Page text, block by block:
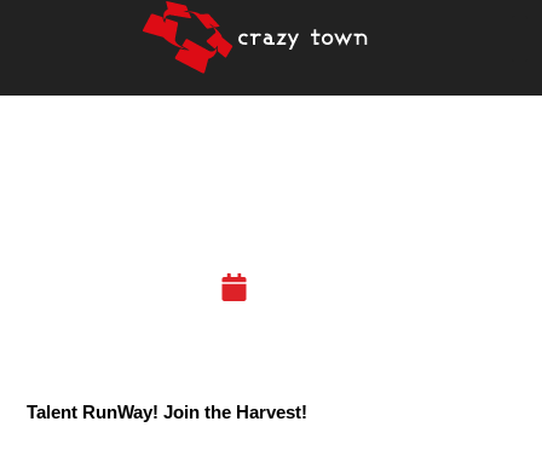
Talent RunWay! Join the Harvest!